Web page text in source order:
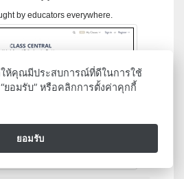
by educators everywhere.
ให้คุณมีประสบการณ์ที่ดีในการใช้
ยอมรับ” หรือคลิกการตั้งค่าคุกกี้
ยอมรับ